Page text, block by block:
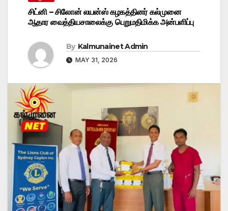
சிட்னி – சிலோன் லயன்ஸ் கழகத்தினர் கல்முனை
ஆதார வைத்தியசாலைக்கு பெறுமதிமிக்க அன்பளிப்பு
By Kalmunainet Admin
MAY 31, 2026